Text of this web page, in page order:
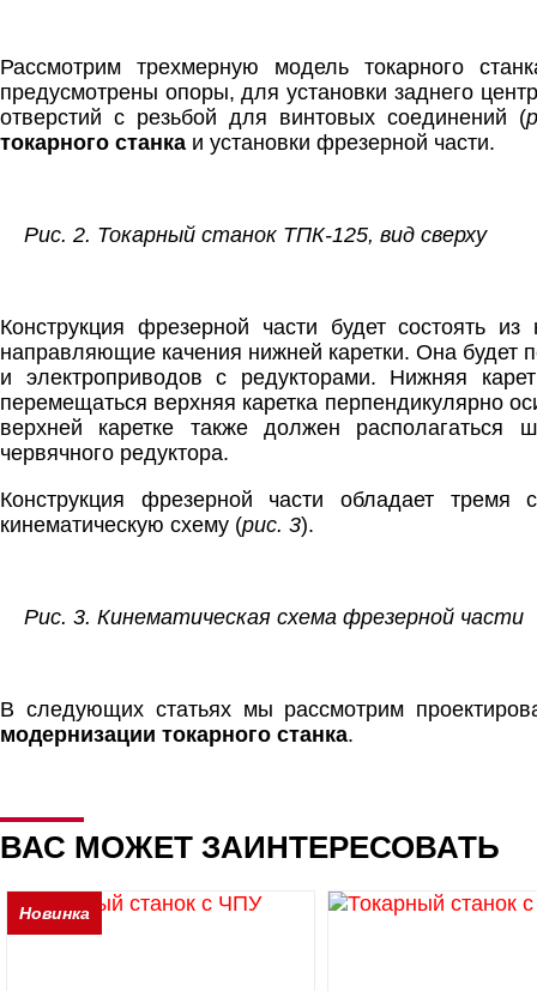
Рассмотрим трехмерную модель токарного
предусмотрены опоры, для установки заднего
отверстий с резьбой для винтовых соединений (
токарного станка и установки фрезерной части.
Рис. 2. Токарный станок ТПК-125, вид сверху
Конструкция фрезерной части будет состоять
направляющие качения нижней каретки. Она
и электроприводов с редукторами. Нижняя
перемещаться верхняя каретка перпендикулярно
верхней каретке также должен располагаться
червячного редуктора.
Конструкция фрезерной части обладает
кинематическую схему (рис. 3).
Рис. 3. Кинематическая схема фрезерной части
В следующих статьях мы рассмотрим
модернизации токарного станка.
ВАС МОЖЕТ ЗАИНТЕРЕСОВАТЬ
Новинка